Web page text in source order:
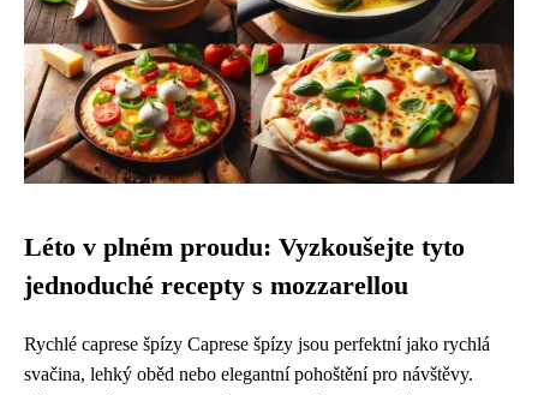
Léto v plném proudu: Vyzkoušejte tyto
jednoduché recepty s mozzarellou
Rychlé caprese špízy Caprese špízy jsou perfektní jako rychlá
svačina, lehký oběd nebo elegantní pohoštění pro návštěvy.